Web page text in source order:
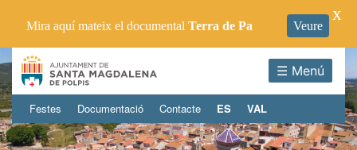
☰ Menú
Festes Documentació Contacte ES VAL
Mira aquí mateix el documental Terra de Pa Veure
X